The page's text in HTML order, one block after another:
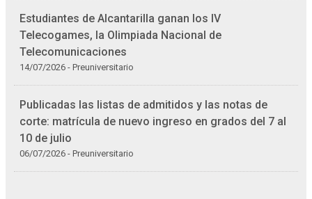
Estudiantes de Alcantarilla ganan los IV
Telecogames, la Olimpiada Nacional de
Telecomunicaciones
14/07/2026 - Preuniversitario
Publicadas las listas de admitidos y las notas de
corte: matrícula de nuevo ingreso en grados del 7 al
10 de julio
06/07/2026 - Preuniversitario